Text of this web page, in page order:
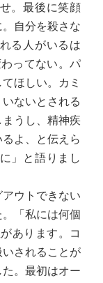
。最後に笑顔
自分を殺さな
る人がいるは
ってない。パ
ほしい。カミ
ないとされる
うし、精神疾
よ、と伝えら
」と語りまし
ウトできない
「私には何個
あります。コ
されることが
。最初はオー